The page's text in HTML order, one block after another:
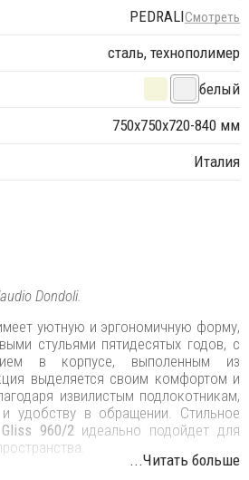
PEDRALIСмотреть
сталь, технополимер
белый
750х750х720-840 мм
Италия
Dondoli.
уютную и эргономичную форму,
стульями пятидесятых годов, с
в корпусе, выполенным из
выделяется своим комфортом и
извилистым подлокотникам,
удобству в обращении. Стильное
Gliss 960/2 идеально подойдет для
...Читать больше